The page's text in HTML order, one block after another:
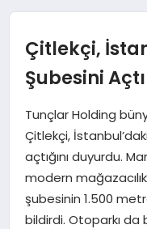
BILGISAYAR
DÜNYA
TEKNOLOJI
YAŞAM
Çitlekçi,
Şubesini Açtı
Tunçlar Holding
Çitlekçi,
açtığını duyurdu.
modern
şubesinin 1.500
bildirdi. Otoparkı